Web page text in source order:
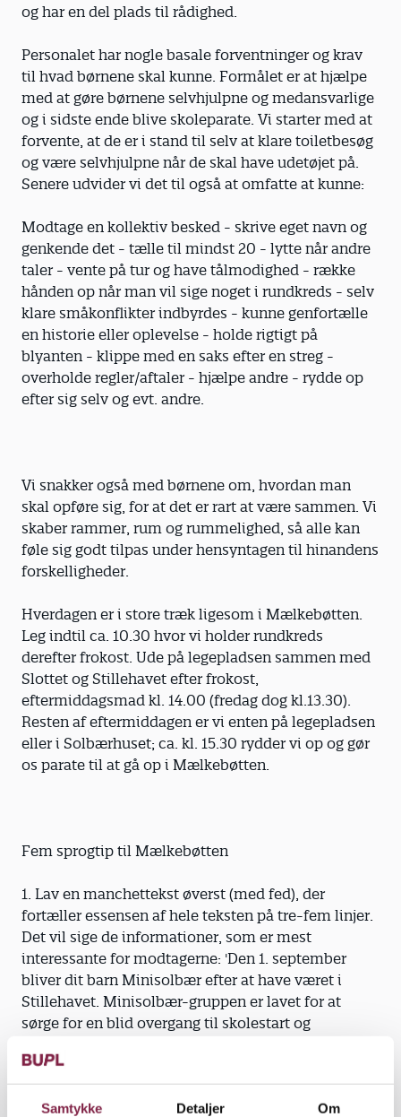
Samtykke Detaljer Om
og har en del plads til rådighed.
Personalet har nogle basale forventninger og krav
til hvad børnene skal kunne. Formålet er at hjælpe
med at gøre børnene selvhjulpne og medansvarlige
og i sidste ende blive skoleparate. Vi starter med at
forvente, at de er i stand til selv at klare toiletbesøg
og være selvhjulpne når de skal have udetøjet på.
Senere udvider vi det til også at omfatte at kunne:
Modtage en kollektiv besked - skrive eget navn og
genkende det - tælle til mindst 20 - lytte når andre
taler - vente på tur og have tålmodighed - række
hånden op når man vil sige noget i rundkreds - selv
klare småkonflikter indbyrdes - kunne genfortælle
en historie eller oplevelse - holde rigtigt på
blyanten - klippe med en saks efter en streg -
overholde regler/aftaler - hjælpe andre - rydde op
efter sig selv og evt. andre.
Vi snakker også med børnene om, hvordan man
skal opføre sig, for at det er rart at være sammen. Vi
skaber rammer, rum og rummelighed, så alle kan
føle sig godt tilpas under hensyntagen til hinandens
forskelligheder.
Hverdagen er i store træk ligesom i Mælkebøtten.
Leg indtil ca. 10.30 hvor vi holder rundkreds
derefter frokost. Ude på legepladsen sammen med
Slottet og Stillehavet efter frokost,
eftermiddagsmad kl. 14.00 (fredag dog kl.13.30).
Resten af eftermiddagen er vi enten på legepladsen
eller i Solbærhuset; ca. kl. 15.30 rydder vi op og gør
os parate til at gå op i Mælkebøtten.
Fem sprogtip til Mælkebøtten
1. Lav en manchettekst øverst (med fed), der
fortæller essensen af hele teksten på tre-fem linjer.
Det vil sige de informationer, som er mest
interessante for modtagerne: 'Den 1. september
bliver dit barn Minisolbær efter at have været i
Stillehavet. Minisolbær-gruppen er lavet for at
sørge for en blid overgang til skolestart og
Giv desuden teksten en overskrift: 'Nu bliver dit
barn Minisolbær'.